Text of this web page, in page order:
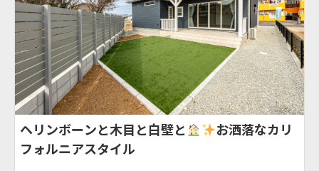
ヘリンボーンと木目と白壁と
お洒落なカリ
フォルニアスタイル